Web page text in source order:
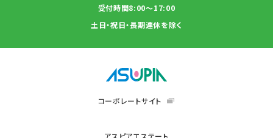
受付時間8:00～17:00
土日・祝日・長期連休を除く
コーポレートサイト